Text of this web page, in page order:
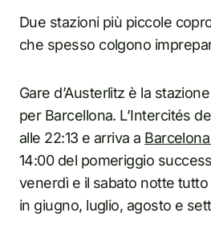
Due stazioni più piccole
che spesso colgono
Gare d’Austerlitz è la
per Barcellona. L’Intercités
alle 22:13 e arriva a
14:00 del pomeriggio
venerdì e il sabato notte tutto
in giugno, luglio, agosto e